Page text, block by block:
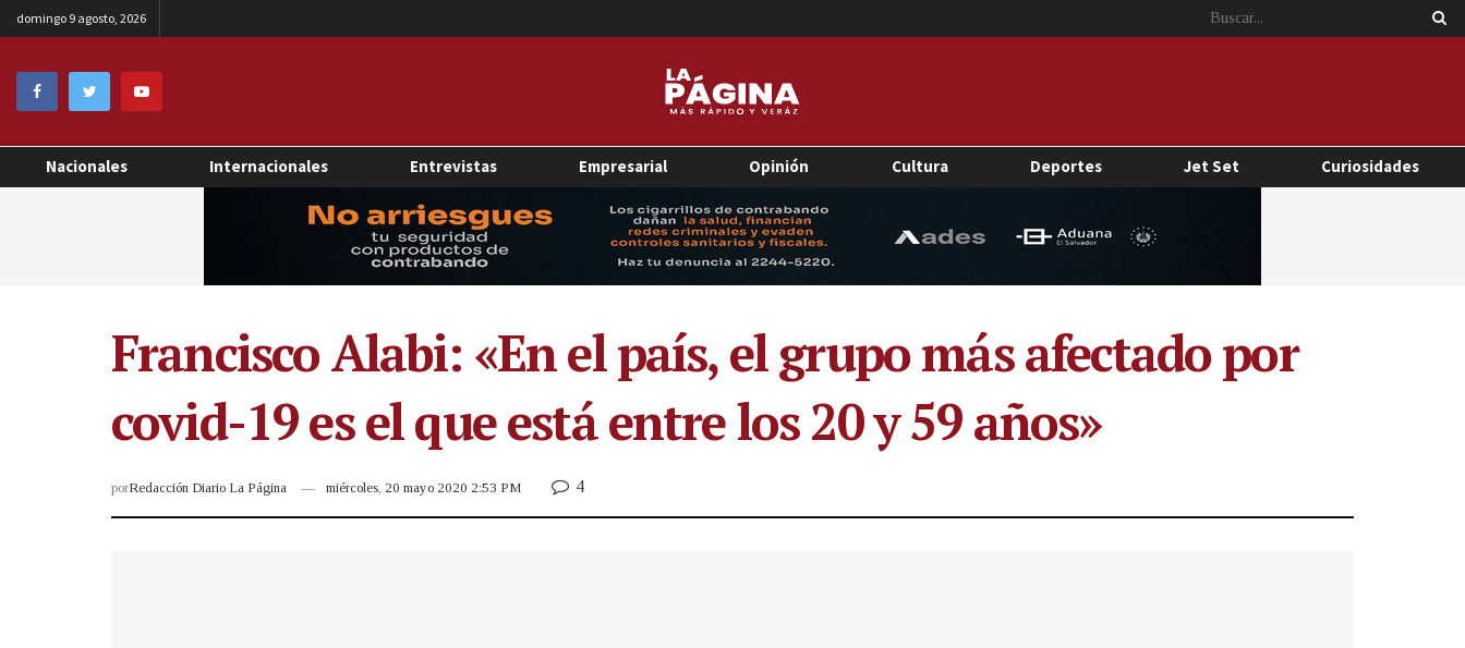
domingo 9 agosto, 2026
Nacionales Internacionales Entrevistas Empresarial Opinión Cultura Deportes Jet Set Curiosidades
Francisco Alabi: «En el país, el grupo más afectado por
covid-19 es el que está entre los 20 y 59 años»
porRedacción Diario La Página miércoles, 20 mayo 2020 2:53 PM 4